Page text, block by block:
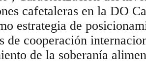
cafetaleras en la DO
estrategia de
de cooperación
de la soberanía